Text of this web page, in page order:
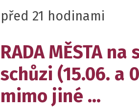
před 21 hodinami
RADA MĚSTA na
schůzi (15.06. a
mimo jiné ...